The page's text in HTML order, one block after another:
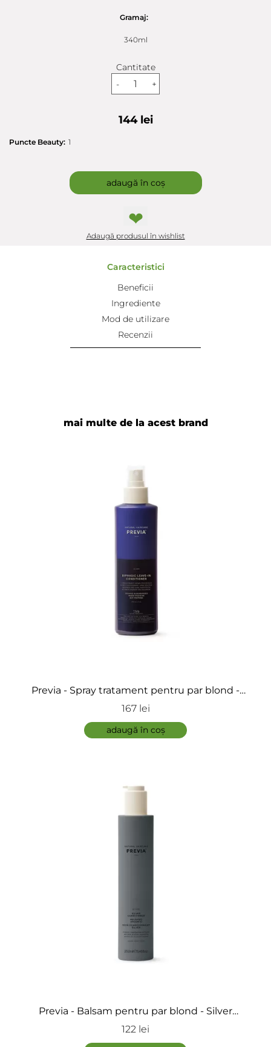
Gramaj:
340ml
Cantitate
-
+
144 lei
Puncte Beauty: 1
adaugă în coș
❤
Adaugă produsul în wishlist
Caracteristici
Beneficii
Ingrediente
Mod de utilizare
Recenzii
Adaugă review
mai multe de la acest brand
Previa - Spray tratament pentru par blond -
Balsam bifazic Leveng Conditioner Silver
167 lei
adaugă în coș
Previa - Balsam pentru par blond - Silver
conditioner
122 lei